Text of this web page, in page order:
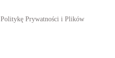
Politykę Prywatności i Plików